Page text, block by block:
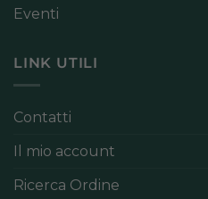
Eventi
LINK UTILI
Contatti
Il mio account
Ricerca Ordine